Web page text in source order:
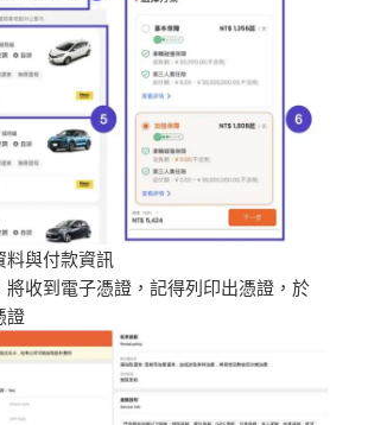
與付款資訊
將收到電子憑證，記得列印出憑證，於
證